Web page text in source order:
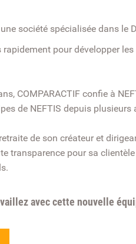
une société spécialisée dans
rapidement pour développer
COMPARACTIF confie à
de NEFTIS depuis plusieurs
de son créateur et
transparence pour sa
avec cette nouvelle